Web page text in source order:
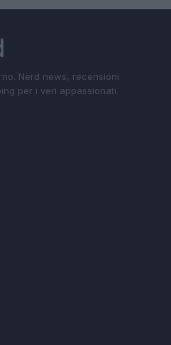
Nerd news, recensioni
per i veri appassionati.